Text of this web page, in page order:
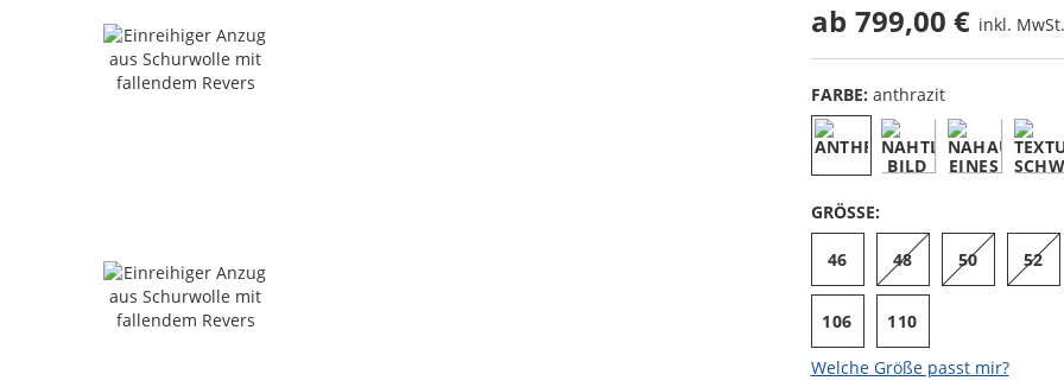
ab 799,00 € inkl.
FARBE: anthrazit
GRÖSSE:
46 48 50 52
106 110
Welche Größe passt mir?